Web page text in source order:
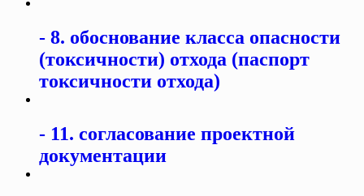
8. обоснование класса опасности
(токсичности) отхода (паспорт
токсичности отхода)
11. согласование проектной
документации